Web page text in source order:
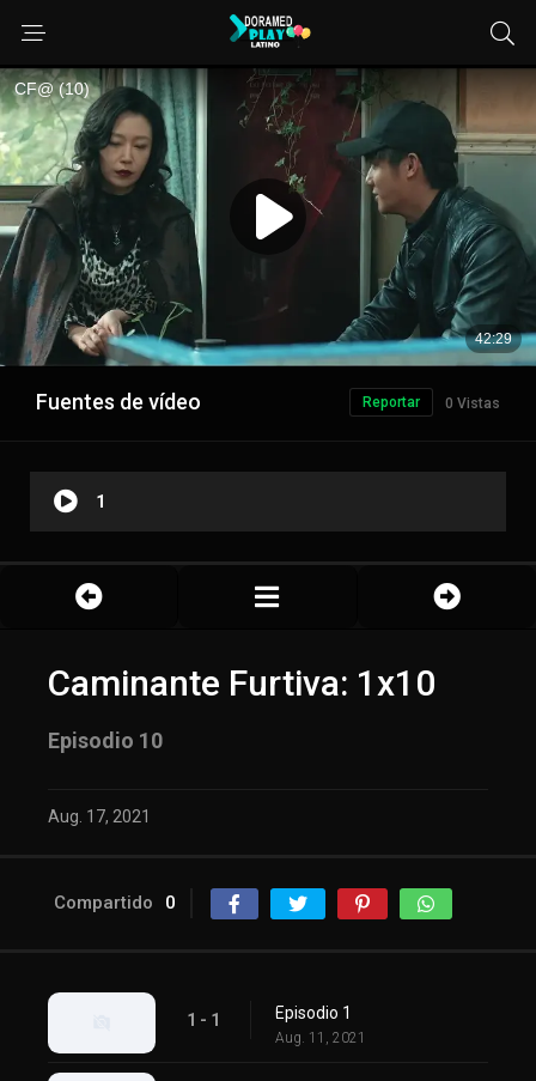
Fuentes de vídeo 0 Vistas
Reportar
1
Caminante Furtiva: 1x10
Episodio 10
Aug. 17, 2021
Compartido 0
1 - 1 Episodio 1
Aug. 11, 2021